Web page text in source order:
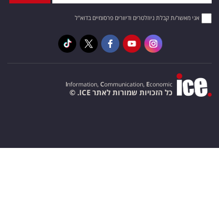
אני מאשר/ת קבלת ניוזלטרים ודיוורים פרסומיים בדוא"ל
Information, Communication, Economic
כל הזכויות שמורות לאתר ICE. ©